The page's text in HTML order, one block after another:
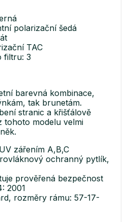
polarizační šedá
TAC
filtru: 3
barevná kombinace,
tak brunetám.
stranic a křišťálově
tohoto modelu velmi
zářením A,B,C
ochranný pytlík,
prověřená bezpečnost
2001
rozměry rámu: 57-17-